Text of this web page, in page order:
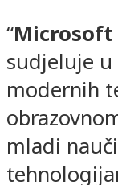
“
sudjeluje
modernih
mladi